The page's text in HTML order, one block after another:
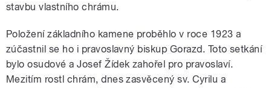
stavbu vlastního chrámu.
Položení základního kamene proběhlo v roce 1923 a
zúčastnil se ho i pravoslavný biskup Gorazd. Toto setkání
bylo osudové a Josef Žídek zahořel pro pravoslaví.
Mezitím rostl chrám, dnes zasvěcený sv. Cyrilu a